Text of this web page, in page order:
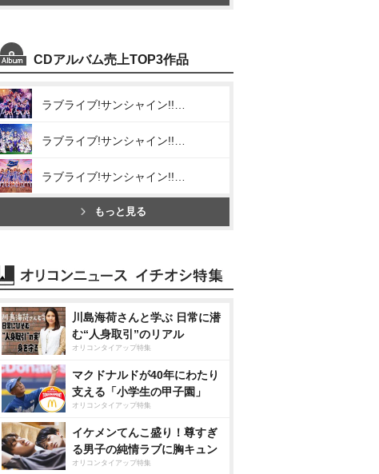
CDアルバム売上TOP3作品
もっと見る
川島海荷さんと学ぶ 日常に潜
む“人身取引”のリアル
オリコンタイアップ特集
マクドナルドが40年にわたり
支える「小学生の甲子園」
オリコンタイアップ特集
イケメンてんこ盛り！尊すぎ
る男子の純情ラブに胸キュン
オリコンタイアップ特集